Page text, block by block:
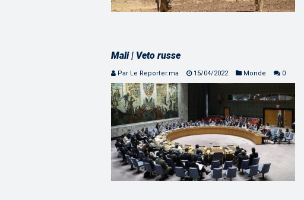
Mali | Veto russe
Par Le Reporter.ma 15/04/2022 Monde 0